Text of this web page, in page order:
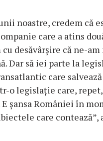
noastre, credem că
care a atins
desăvârşire că ne-
Dar să iei parte la
care
o legislaţie care,
şansa României în
care contează”,